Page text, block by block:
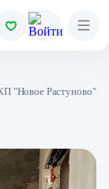
"Новое Растуново"